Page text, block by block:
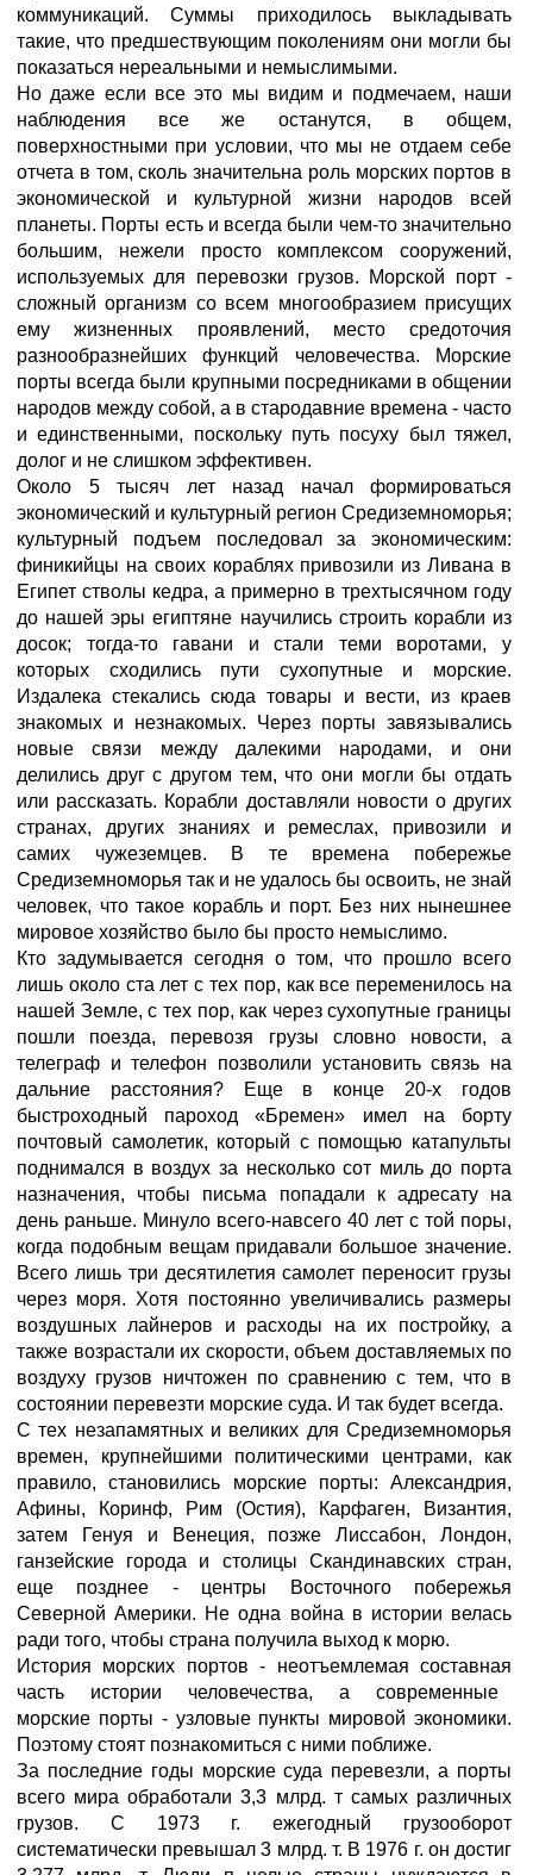
коммуникаций. Суммы приходилось выкладывать
такие, что предшествующим поколениям они могли бы
показаться нереальными и немыслимыми.
Но даже если все это мы видим и подмечаем, наши
наблюдения все же останутся, в общем,
поверхностными при условии, что мы не отдаем себе
отчета в том, сколь значительна роль морских портов в
экономической и культурной жизни народов всей
планеты. Порты есть и всегда были чем-то значительно
большим, нежели просто комплексом сооружений,
используемых для перевозки грузов. Морской порт -
сложный организм со всем многообразием присущих
ему жизненных проявлений, место средоточия
разнообразнейших функций человечества. Морские
порты всегда были крупными посредниками в общении
народов между собой, а в стародавние времена - часто
и единственными, поскольку путь посуху был тяжел,
долог и не слишком эффективен.
Около 5 тысяч лет назад начал формироваться
экономический и культурный регион Средиземноморья;
культурный подъем последовал за экономическим:
финикийцы на своих кораблях привозили из Ливана в
Египет стволы кедра, а примерно в трехтысячном году
до нашей эры египтяне научились строить корабли из
досок; тогда-то гавани и стали теми воротами, у
которых сходились пути сухопутные и морские.
Издалека стекались сюда товары и вести, из краев
знакомых и незнакомых. Через порты завязывались
новые связи между далекими народами, и они
делились друг с другом тем, что они могли бы отдать
или рассказать. Корабли доставляли новости о других
странах, других знаниях и ремеслах, привозили и
самих чужеземцев. В те времена побережье
Средиземноморья так и не удалось бы освоить, не знай
человек, что такое корабль и порт. Без них нынешнее
мировое хозяйство было бы просто немыслимо.
Кто задумывается сегодня о том, что прошло всего
лишь около ста лет с тех пор, как все переменилось на
нашей Земле, с тех пор, как через сухопутные границы
пошли поезда, перевозя грузы словно новости, а
телеграф и телефон позволили установить связь на
дальние расстояния? Еще в конце 20-х годов
быстроходный пароход «Бремен» имел на борту
почтовый самолетик, который с помощью катапульты
поднимался в воздух за несколько сот миль до порта
назначения, чтобы письма попадали к адресату на
день раньше. Минуло всего-навсего 40 лет с той поры,
когда подобным вещам придавали большое значение.
Всего лишь три десятилетия самолет переносит грузы
через моря. Хотя постоянно увеличивались размеры
воздушных лайнеров и расходы на их постройку, а
также возрастали их скорости, объем доставляемых по
воздуху грузов ничтожен по сравнению с тем, что в
состоянии перевезти морские суда. И так будет всегда.
С тех незапамятных и великих для Средиземноморья
времен, крупнейшими политическими центрами, как
правило, становились морские порты: Александрия,
Афины, Коринф, Рим (Остия), Карфаген, Византия,
затем Генуя и Венеция, позже Лиссабон, Лондон,
ганзейские города и столицы Скандинавских стран,
еще позднее - центры Восточного побережья
Северной Америки. Не одна война в истории велась
ради того, чтобы страна получила выход к морю.
История морских портов - неотъемлемая составная
часть истории человечества, а современные
морские порты - узловые пункты мировой экономики.
Поэтому стоят познакомиться с ними поближе.
За последние годы морские суда перевезли, а порты
всего мира обработали 3,3 млрд. т самых различных
грузов. С 1973 г. ежегодный грузооборот
систематически превышал 3 млрд. т. В 1976 г. он достиг